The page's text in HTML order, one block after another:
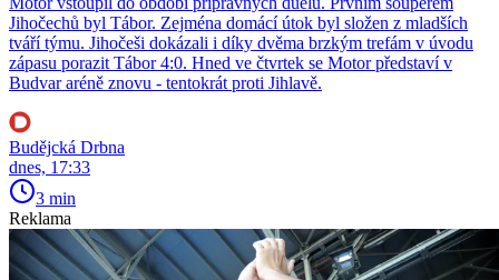
Jihočechů byl Tábor. Zejména domácí útok byl složen z mladších
tváří týmu. Jihočeši dokázali i díky dvěma brzkým trefám v úvodu
zápasu porazit Tábor 4:0. Hned ve čtvrtek se Motor představí v
Budvar aréně znovu - tentokrát proti Jihlavě.
Budějcká Drbna
dnes, 17:33
3 min
Reklama